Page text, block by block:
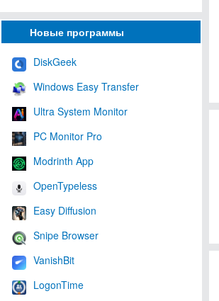
Новые программы
DiskGeek
Windows Easy Transfer
Ultra System Monitor
PC Monitor Pro
Modrinth App
OpenTypeless
Easy Diffusion
Snipe Browser
VanishBit
LogonTime